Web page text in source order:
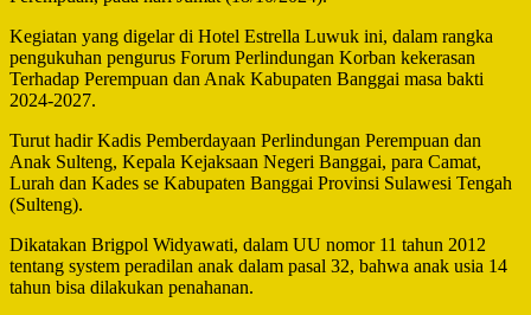
Kegiatan yang digelar di Hotel Estrella Luwuk ini, dalam rangka
pengukuhan pengurus Forum Perlindungan Korban kekerasan
Terhadap Perempuan dan Anak Kabupaten Banggai masa bakti
2024-2027.
Turut hadir Kadis Pemberdayaan Perlindungan Perempuan dan
Anak Sulteng, Kepala Kejaksaan Negeri Banggai, para Camat,
Lurah dan Kades se Kabupaten Banggai Provinsi Sulawesi Tengah
(Sulteng).
Dikatakan Brigpol Widyawati, dalam UU nomor 11 tahun 2012
tentang system peradilan anak dalam pasal 32, bahwa anak usia 14
tahun bisa dilakukan penahanan.